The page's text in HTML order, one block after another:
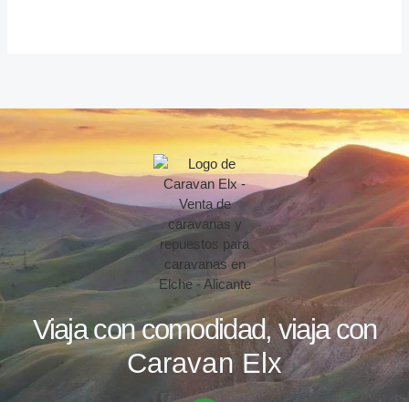
Viaja con comodidad, viaja con
Caravan Elx